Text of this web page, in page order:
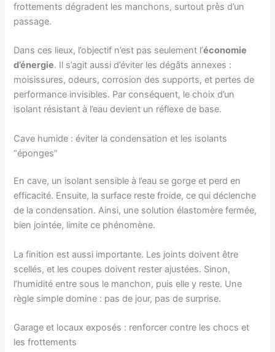
frottements dégradent les manchons, surtout près d’un
passage.
Dans ces lieux, l’objectif n’est pas seulement l’économie
d’énergie. Il s’agit aussi d’éviter les dégâts annexes :
moisissures, odeurs, corrosion des supports, et pertes de
performance invisibles. Par conséquent, le choix d’un
isolant résistant à l’eau devient un réflexe de base.
Cave humide : éviter la condensation et les isolants
“éponges”
En cave, un isolant sensible à l’eau se gorge et perd en
efficacité. Ensuite, la surface reste froide, ce qui déclenche
de la condensation. Ainsi, une solution élastomère fermée,
bien jointée, limite ce phénomène.
La finition est aussi importante. Les joints doivent être
scellés, et les coupes doivent rester ajustées. Sinon,
l’humidité entre sous le manchon, puis elle y reste. Une
règle simple domine : pas de jour, pas de surprise.
Garage et locaux exposés : renforcer contre les chocs et
les frottements